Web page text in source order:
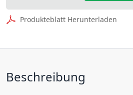
Produkteblatt Herunterladen
Beschreibung